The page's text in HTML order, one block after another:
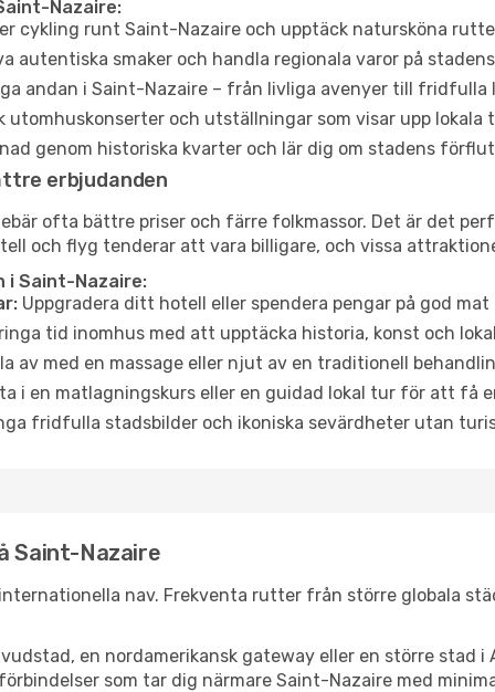
Nazaire:
cykling runt Saint-Nazaire och upptäck natursköna
autentiska smaker och handla regionala varor på
andan i Saint-Nazaire – från livliga avenyer till fridfulla
utomhuskonserter och utställningar som visar upp lokala
genom historiska kvarter och lär dig om stadens
erbjudanden
ofta bättre priser och färre folkmassor. Det är det
och flyg tenderar att vara billigare, och vissa
i Saint-Nazaire:
Uppgradera ditt hotell eller spendera pengar på god
tid inomhus med att upptäcka historia, konst och
av med en massage eller njut av en traditionell
i en matlagningskurs eller en guidad lokal tur för att få
fridfulla stadsbilder och ikoniska sevärdheter utan
Saint-Nazaire
nav. Frekventa rutter från större globala
en nordamerikansk gateway eller en större stad i
som tar dig närmare Saint-Nazaire med